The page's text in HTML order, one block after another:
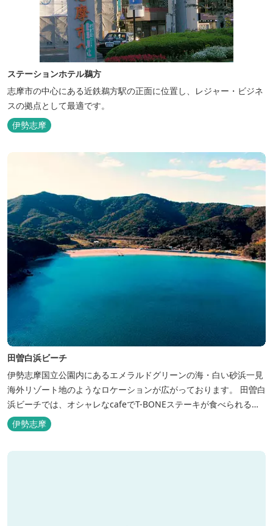
ステーションホテル鵜方
志摩市の中心にある近鉄鵜方駅の正面に位置し、レジャー・ビジネ
スの拠点として最適です。
伊勢志摩
田曽白浜ビーチ
伊勢志摩国立公園内にあるエメラルドグリーンの海・白い砂浜一見
海外リゾート地のようなロケーションが広がっております。 田曽白
浜ビーチでは、オシャレなcafeでT-BONEステーキが食べられる。
又、海を見ながら黄昏るのもよし、アクティブにマリンアクティビ
ティ・スカイダイビング・ヘリコプタークルージングを体験するこ
ともできます。 是非、田曽白浜にございます施設紹介のVTRをご参
伊勢志摩